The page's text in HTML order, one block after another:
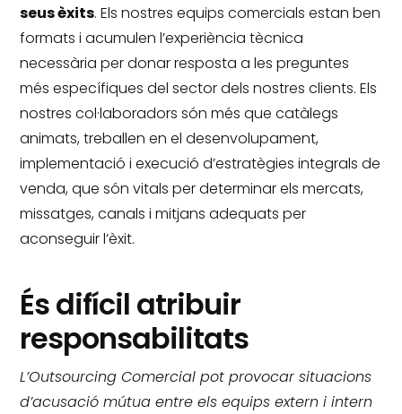
seus èxits.Els nostres equips comercials estan ben
formats i acumulen l’experiència tècnica
necessària per donar resposta a les preguntes
més específiques del sector dels nostres clients.Els
nostres col·laboradors són més que catàlegs
animats, treballen en el desenvolupament,
implementació i execució d’estratègies integrals de
venda, que són vitals per determinar els mercats,
missatges, canals i mitjans adequats per
aconseguir l’èxit.
És difícil atribuir
responsabilitats
L’Outsourcing Comercial pot provocar situacions
d’acusació mútua entre els equips extern i intern